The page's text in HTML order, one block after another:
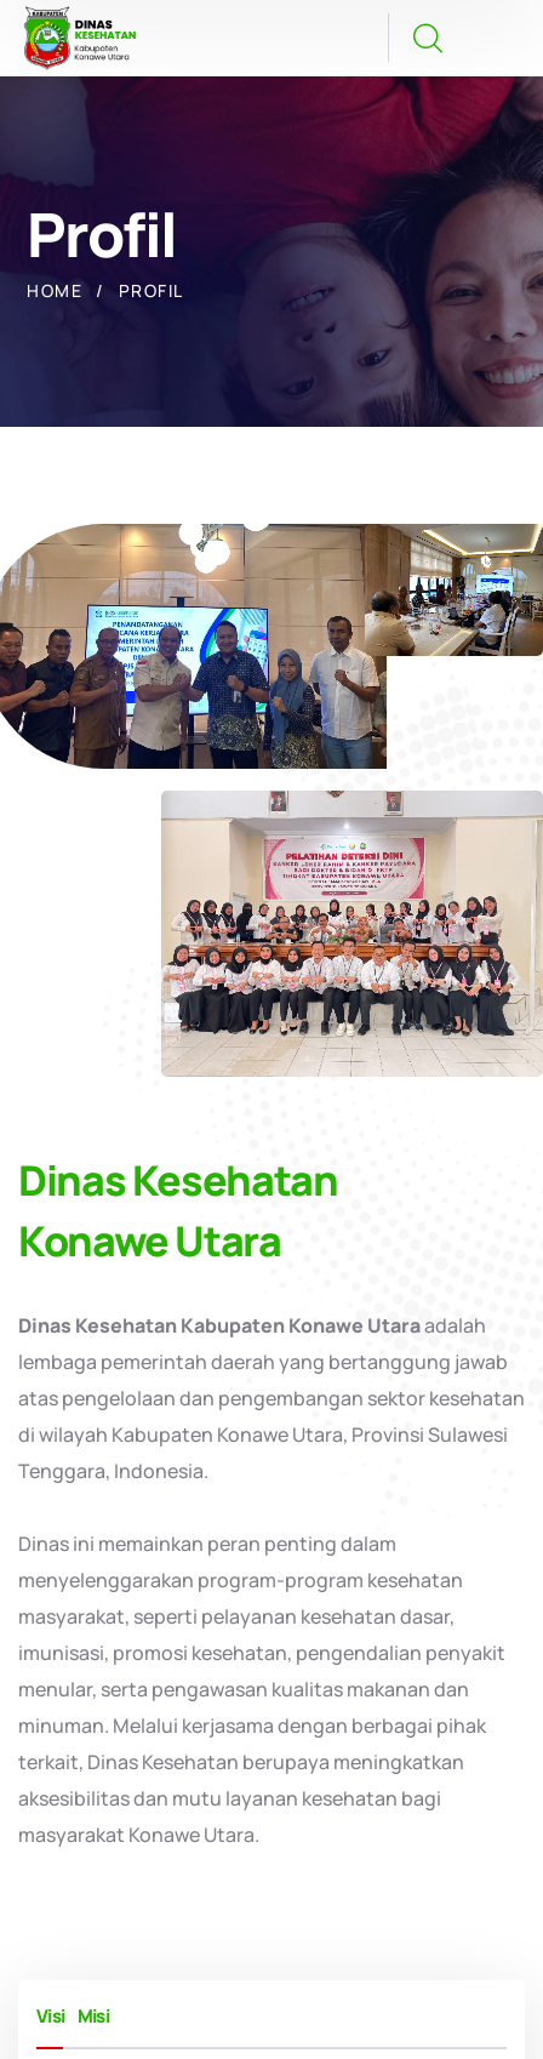
Profil
HOME PROFIL
Dinas Kesehatan
Konawe Utara
Dinas Kesehatan Kabupaten Konawe Utaraadalah
lembaga pemerintah daerah yang bertanggung jawab
atas pengelolaan dan pengembangan sektor kesehatan
di wilayah Kabupaten Konawe Utara, Provinsi Sulawesi
Tenggara, Indonesia.
Dinas ini memainkan peran penting dalam
menyelenggarakan program-program kesehatan
masyarakat, seperti pelayanan kesehatan dasar,
imunisasi, promosi kesehatan, pengendalian penyakit
menular, serta pengawasan kualitas makanan dan
minuman. Melalui kerjasama dengan berbagai pihak
terkait, Dinas Kesehatan berupaya meningkatkan
aksesibilitas dan mutu layanan kesehatan bagi
masyarakat Konawe Utara.
Visi Misi